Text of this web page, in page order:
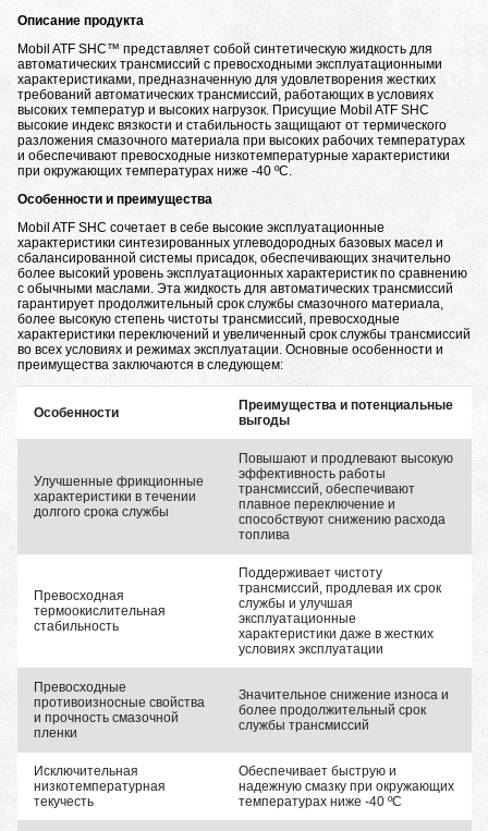
Описание продукта
Mobil ATF SHC™ представляет собой синтетическую жидкость для
автоматических трансмиссий с превосходными эксплуатационными
характеристиками, предназначенную для удовлетворения жестких
требований автоматических трансмиссий, работающих в условиях
высоких температур и высоких нагрузок. Присущие Mobil ATF SHC
высокие индекс вязкости и стабильность защищают от термического
разложения смазочного материала при высоких рабочих температурах
и обеспечивают превосходные низкотемпературные характеристики
при окружающих температурах ниже -40 ºC.
Особенности и преимущества
Mobil ATF SHC сочетает в себе высокие эксплуатационные
характеристики синтезированных углеводородных базовых масел и
сбалансированной системы присадок, обеспечивающих значительно
более высокий уровень эксплуатационных характеристик по сравнению
с обычными маслами. Эта жидкость для автоматических трансмиссий
гарантирует продолжительный срок службы смазочного материала,
более высокую степень чистоты трансмиссий, превосходные
характеристики переключений и увеличенный срок службы трансмиссий
во всех условиях и режимах эксплуатации. Основные особенности и
преимущества заключаются в следующем:
Особенности
Преимущества и потенциальные
выгоды
Улучшенные фрикционные
характеристики в течении
долгого срока службы
Повышают и продлевают высокую
эффективность работы
трансмиссий, обеспечивают
плавное переключение и
способствуют снижению расхода
топлива
Превосходная
термоокислительная
стабильность
Поддерживает чистоту
трансмиссий, продлевая их срок
службы и улучшая
эксплуатационные
характеристики даже в жестких
условиях эксплуатации
Превосходные
противоизносные свойства
и прочность смазочной
пленки
Значительное снижение износа и
более продолжительный срок
службы трансмиссий
Исключительная
низкотемпературная
текучесть
Обеспечивает быструю и
надежную смазку при окружающих
температурах ниже -40 ºC